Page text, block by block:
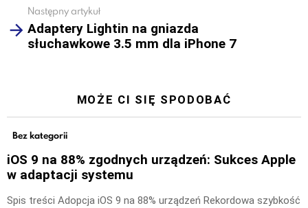
Następny artykuł
Adaptery Lightin na gniazda
słuchawkowe 3.5 mm dla iPhone 7
MOŻE CI SIĘ SPODOBAĆ
Bez kategorii
iOS 9 na 88% zgodnych urządzeń: Sukces Apple
w adaptacji systemu
Spis treści Adopcja iOS 9 na 88% urządzeń Rekordowa szybkość